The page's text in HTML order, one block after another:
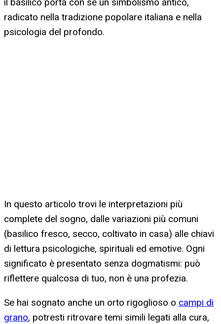
il basilico porta con sé un simbolismo antico,
radicato nella tradizione popolare italiana e nella
psicologia del profondo.
In questo articolo trovi le interpretazioni più
complete del sogno, dalle variazioni più comuni
(basilico fresco, secco, coltivato in casa) alle chiavi
di lettura psicologiche, spirituali ed emotive. Ogni
significato è presentato senza dogmatismi: può
riflettere qualcosa di tuo, non è una profezia.
Se hai sognato anche un orto rigoglioso o campi di
grano, potresti ritrovare temi simili legati alla cura,